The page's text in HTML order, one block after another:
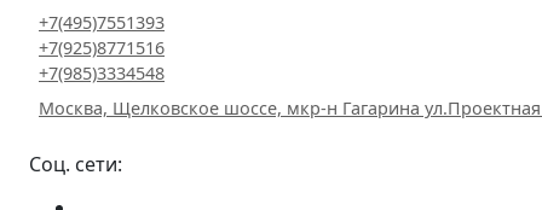
+7(495)7551393
+7(925)8771516
+7(985)3334548
Москва, Щелковское шоссе, мкр-н Гагарина ул.Проектная
Соц. сети: